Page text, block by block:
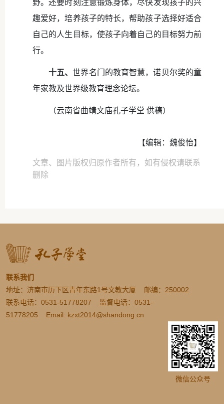
野。还要时刻注意锻炼身体，尽快发现孩子的兴
趣爱好，培养孩子的特长，帮助孩子选择好适合
自己的人生目标，使孩子向着自己的目标努力前
行。
十五、世界名门的教育智慧，诺贝尔奖的童
年家教及世界级教育理念论坛。
（云南省曲靖文庙孔子学堂 供稿）
【编辑：魏俊怡】
文章、图片版权归原作者所有，如有侵权请联系
删除
联系我们
地址：济南市历下区青年东路1号文教大厦 邮编：250002
联系电话：0531-51778207 监督电话：0531-
51778205 Email: kzxt2014@shandong.cn
微信公众号